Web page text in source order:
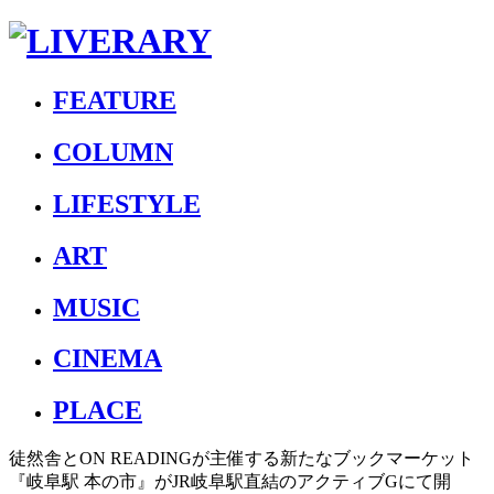
FEATURE
COLUMN
LIFESTYLE
ART
MUSIC
CINEMA
PLACE
徒然舎とON READINGが主催する新たなブックマーケット
『岐阜駅 本の市』がJR岐阜駅直結のアクティブGにて開